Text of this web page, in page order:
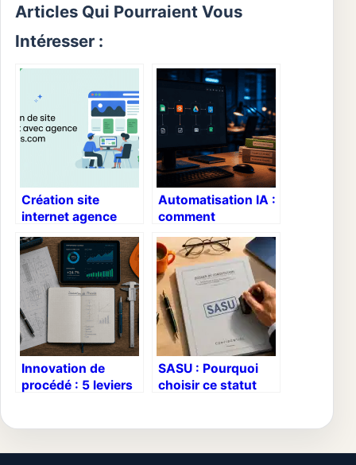
Articles Qui Pourraient Vous
Intéresser :
Création site
internet agence
limitless.com :
comment réussir
votre projet de a à
z
Automatisation IA :
comment
supprimer 60 % de
vos tâches
répétitives sans
perdre en qualité ?
Innovation de
procédé : 5 leviers
SASU : Pourquoi
choisir ce statut
dividendes ?